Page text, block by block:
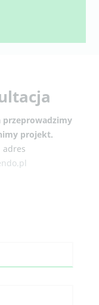
projekt.
adres